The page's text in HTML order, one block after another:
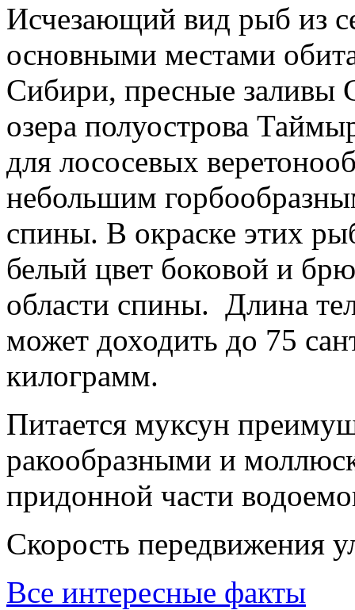
Исчезающий вид рыб из
основными местами
Сибири, пресные заливы
озера полуострова
для лососевых
небольшим
спины. В окраске этих
белый цвет боковой и
области спины. Длина
может доходить до 75
килограмм.
Питается муксун
ракообразными и
придонной части
Скорость передвижения
Все интересные факты